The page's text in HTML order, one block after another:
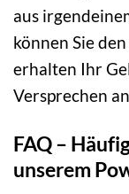
aus
können Sie
erhalten Ihr
Versprechen
FAQ –
unserem